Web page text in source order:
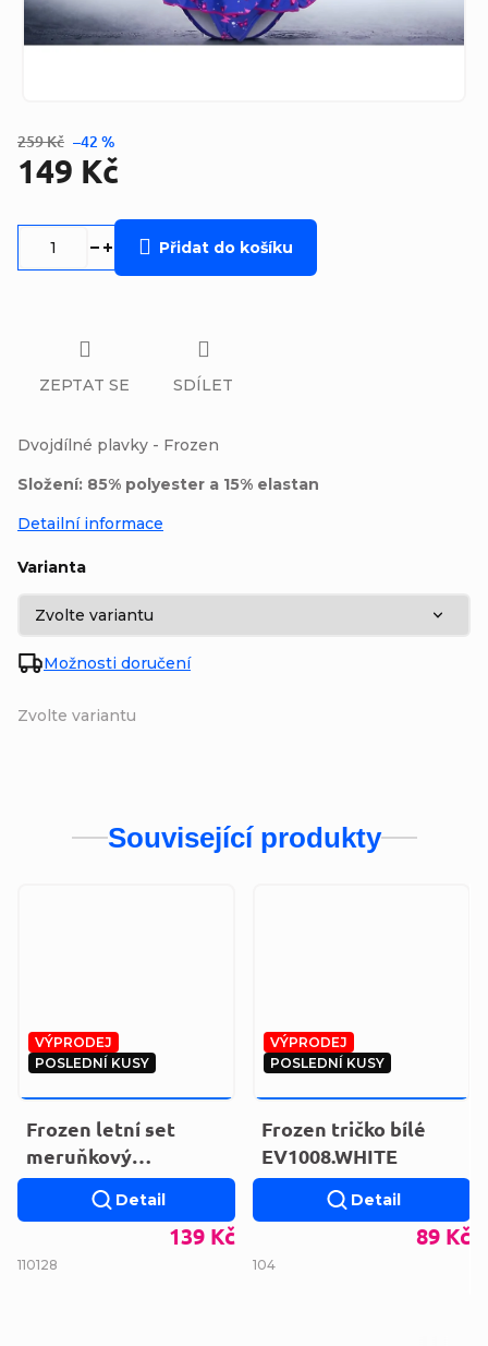
259 Kč –42 %
149 Kč
Zvolte variantu
Varianta
Možnosti doručení
Přidat do košíku
Dvojdílné plavky - Frozen
Složení: 85% polyester a 15% elastan
Detailní informace
ZEPTAT SE SDÍLET
Související produkty
VÝPRODEJ
POSLEDNÍ KUSY
Frozen letní set
meruňkový
WE2059.CORAL.
139 Kč
Detail
110128
VÝPRODEJ
POSLEDNÍ KUSY
Frozen tričko bílé
EV1008.WHITE
89 Kč
Detail
104